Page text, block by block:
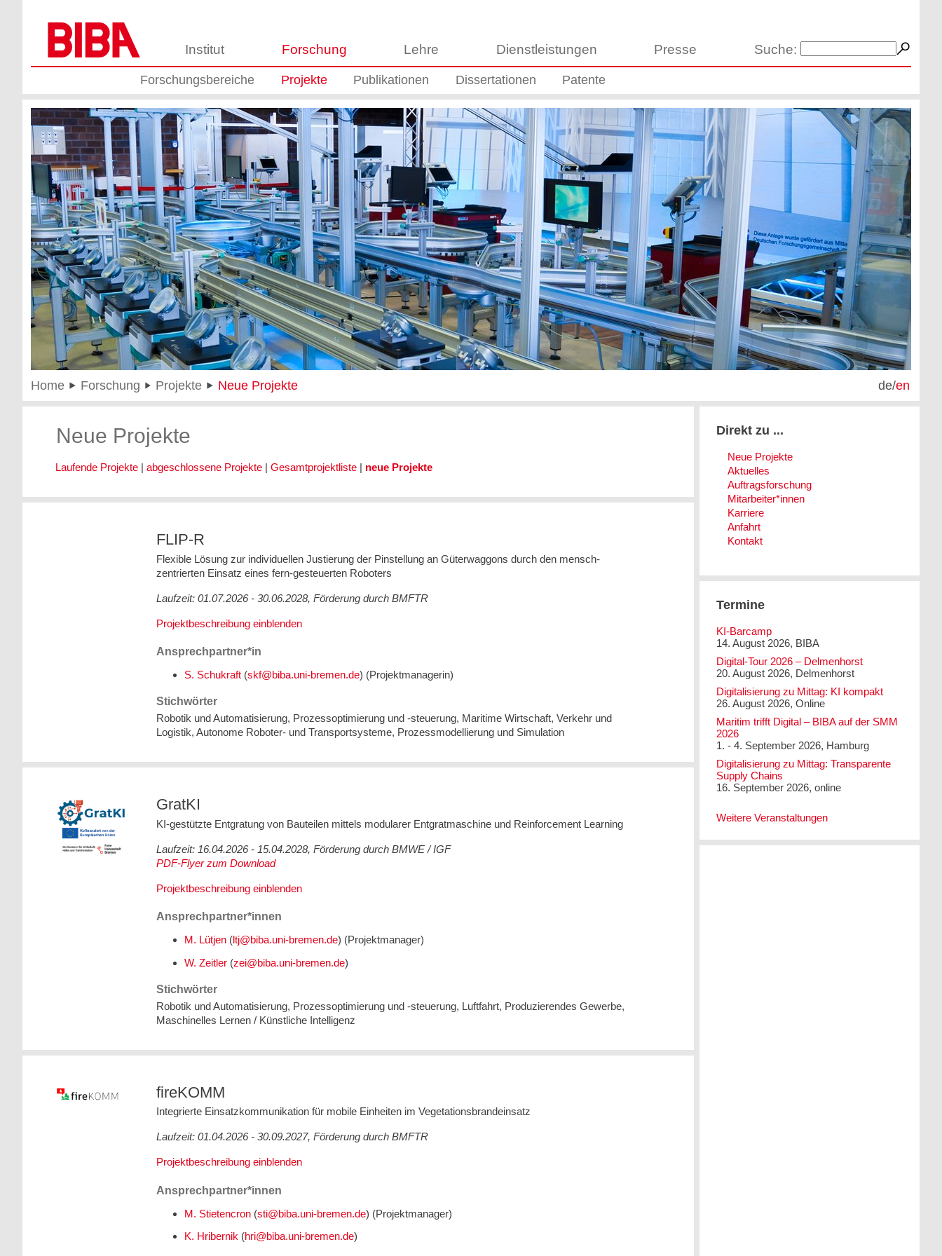
Institut Forschung Lehre Dienstleistungen Presse Suche:
Forschungsbereiche Projekte Publikationen Dissertationen Patente
Home Forschung Projekte Neue Projekte de/en
Neue Projekte
Laufende Projekte| abgeschlossene Projekte| Gesamtprojektliste| neue Projekte
FLIP-R
Flexible Lösung zur individuellen Justierung der Pinstellung an Güterwaggons durch den mensch-
zentrierten Einsatz eines fern-gesteuerten Roboters
Laufzeit: 01.07.2026 - 30.06.2028, Förderung durch BMFTR
Projektbeschreibung einblenden
Ansprechpartner*in
S. Schukraft( ) (Projektmanagerin)
Stichwörter
Robotik und Automatisierung, Prozessoptimierung und -steuerung, Maritime Wirtschaft, Verkehr und
Logistik, Autonome Roboter- und Transportsysteme, Prozessmodellierung und Simulation
GratKI
KI-gestützte Entgratung von Bauteilen mittels modularer Entgratmaschine und Reinforcement Learning
Laufzeit: 16.04.2026 - 15.04.2028, Förderung durch BMWE / IGF
PDF-Flyer zum Download
Projektbeschreibung einblenden
Ansprechpartner*innen
M. Lütjen(
) (Projektmanager)
W. Zeitler( )
Stichwörter
Robotik und Automatisierung, Prozessoptimierung und -steuerung, Luftfahrt, Produzierendes Gewerbe,
Maschinelles Lernen / Künstliche Intelligenz
fireKOMM
Integrierte Einsatzkommunikation für mobile Einheiten im Vegetationsbrandeinsatz
Laufzeit: 01.04.2026 - 30.09.2027, Förderung durch BMFTR
Projektbeschreibung einblenden
Ansprechpartner*innen
M. Stietencron(
) (Projektmanager)
K. Hribernik ( )
Direkt zu ...
Neue Projekte
Aktuelles
Auftragsforschung
Mitarbeiter*innen
Karriere
Anfahrt
Kontakt
Termine
KI-Barcamp
14. August 2026, BIBA
Digital-Tour 2026 – Delmenhorst
20. August 2026, Delmenhorst
Digitalisierung zu Mittag: KI kompakt
26. August 2026, Online
Maritim trifft Digital – BIBA auf der SMM
2026
1. - 4. September 2026, Hamburg
Digitalisierung zu Mittag: Transparente
Supply Chains
16. September 2026, online
Weitere Veranstaltungen